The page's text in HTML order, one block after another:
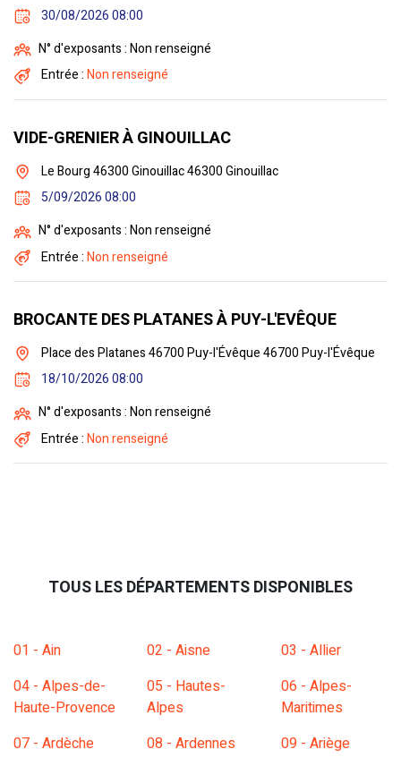
30/08/2026 08:00
N° d'exposants : Non renseigné
Entrée :Non renseigné
VIDE-GRENIER À GINOUILLAC
Le Bourg 46300 Ginouillac 46300 Ginouillac
5/09/2026 08:00
N° d'exposants : Non renseigné
Entrée :Non renseigné
BROCANTE DES PLATANES À PUY-L'EVÊQUE
Place des Platanes 46700 Puy-l'Évêque 46700 Puy-l'Évêque
18/10/2026 08:00
N° d'exposants : Non renseigné
Entrée :Non renseigné
TOUS LES DÉPARTEMENTS DISPONIBLES
01 - Ain 02 - Aisne
03 - Allier
04 - Alpes-de-
Haute-Provence
05 - Hautes-
Alpes
06 - Alpes-
Maritimes
07 - Ardèche
08 - Ardennes
09 - Ariège